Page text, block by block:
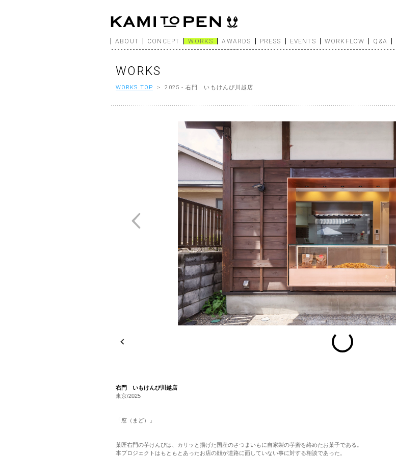
ABOUT CONCEPT WORKS AWARDS PRESS EVENTS WORKFLOW Q&A
WORKS
WORKS TOP > 2025 - 右門 いもけんぴ川越店
Previous
右門 いもけんぴ川越店
東京/2025
「窓（まど）」
菓匠右門の芋けんぴは、カリッと揚げた国産のさつまいもに自家製の芋蜜を絡めたお菓子である。
本プロジェクトはもともとあったお店の顔が道路に面していない事に対する相談であった。